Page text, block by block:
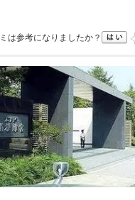
は参考になりましたか？